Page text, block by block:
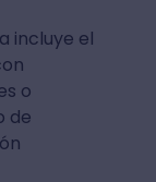
incluye el
o
de